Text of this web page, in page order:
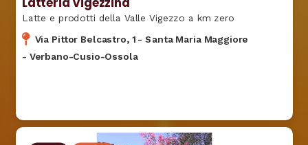
Latte e prodotti della Valle Vigezzo a km zero
Via Pittor Belcastro, 1 - Santa Maria Maggiore
- Verbano-Cusio-Ossola